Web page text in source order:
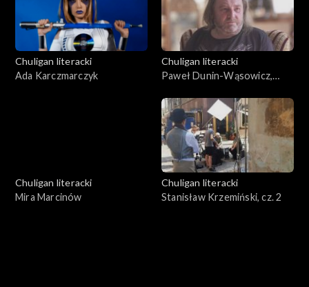
Chuligan literacki
Ada Karczmarczyk
Chuligan literacki
Paweł Dunin-Wąsowicz,
Chuligan literacki
Mira Marcinów
Chuligan literacki
Stanisław Krzemiński, cz. 2